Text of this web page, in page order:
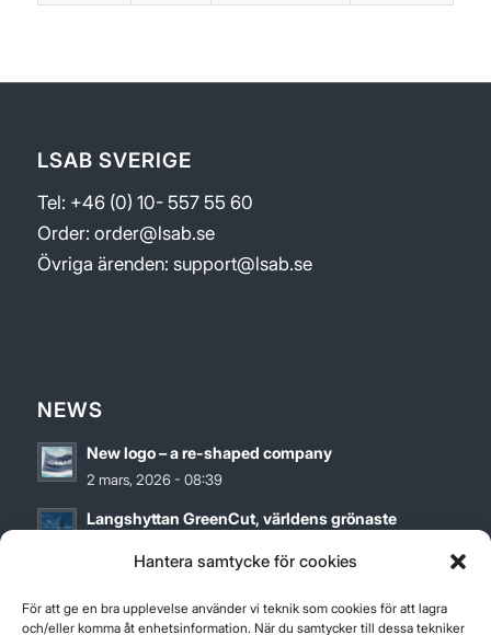
Hantera samtycke för cookies
För att ge en bra upplevelse använder vi teknik som cookies för att lagra
och/eller komma åt enhetsinformation. När du samtycker till dessa tekniker
LSAB SVERIGE
Tel: +46 (0) 10- 557 55 60
Order: order@lsab.se
Övriga ärenden: support@lsab.se
NEWS
New logo – a re-shaped company
2 mars, 2026 - 08:39
Langshyttan GreenCut, världens grönaste
27 maj, 2024 - 12:00
Hållbarhetsrapport för 2023